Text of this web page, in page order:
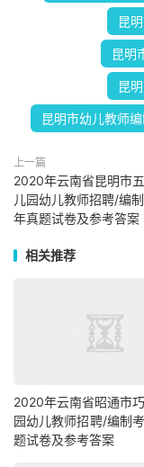
昆
昆明
昆
昆明市幼儿教师
上一篇
2020年云南省昆明市
儿园幼儿教师招聘/编
年真题试卷及参考答案
相关推荐
2020年云南省昭通市
园幼儿教师招聘/编制
题试卷及参考答案